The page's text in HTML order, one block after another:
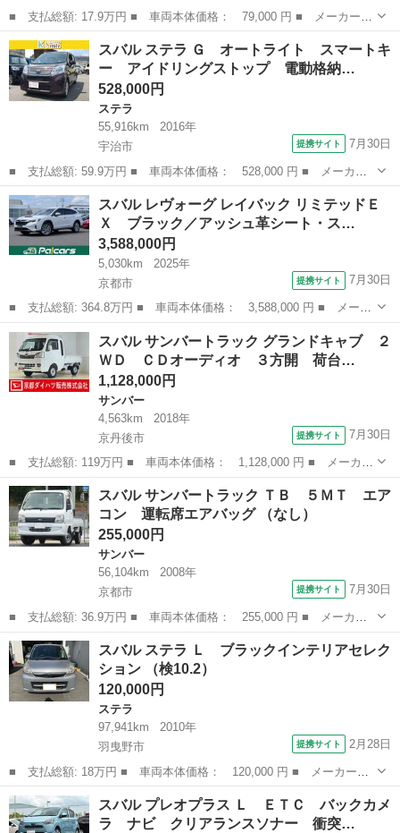
■ 支払総額: 17.9万円 ■ 車両本体価格： 79,000 円 ■ メーカー
名： スバル ■ 車種名： ステラ ■ グレード名： カスタムＲ
スマートアシストα ユーザー買取車 車検令和９年７月 ナビ 純正
１５インチア...
大阪 堺市
スバル ステラ Ｇ オートライト スマートキ
ー アイドリングストップ 電動格納…
528,000円
ステラ
55,916km
2016年
宇治市
提携サイト 7月30日
■ 支払総額: 59.9万円 ■ 車両本体価格： 528,000 円 ■ メーカー
名： スバル ■ 車種名： ステラ ■ グレード名： Ｇ オートラ
イト スマートキー アイドリングストップ 電動格納ミラー ベン
チシート Ｃ...
京都 宇治市
スバル レヴォーグ レイバック リミテッドＥ
Ｘ ブラック／アッシュ革シート・ス…
3,588,000円
5,030km
2025年
京都市
提携サイト 7月30日
■ 支払総額: 364.8万円 ■ 車両本体価格： 3,588,000 円 ■ メーカ
ー名： スバル ■ 車種名： レヴォーグ レイバック ■ グレード
名： リミテッドＥＸ ブラック／アッシュ革シート・スマートリア
ビューミ...
京都 京都市 スバル
スバル サンバートラック グランドキャブ ２
ＷＤ ＣＤオーディオ ３方開 荷台…
1,128,000円
サンバー
4,563km
2018年
京丹後市
提携サイト 7月30日
■ 支払総額: 119万円 ■ 車両本体価格： 1,128,000 円 ■ メーカー
名： スバル ■ 車種名： サンバートラック ■ グレード名： グ
ランドキャブ ２ＷＤ ＣＤオーディオ ３方開 荷台作業灯 ＡＴ
車 ＣＤオ...
京都 京丹後市 サンバー
スバル サンバートラック ＴＢ ５ＭＴ エア
コン 運転席エアバッグ （なし）
255,000円
サンバー
56,104km
2008年
京都市
提携サイト 7月30日
■ 支払総額: 36.9万円 ■ 車両本体価格： 255,000 円 ■ メーカー
名： スバル ■ 車種名： サンバートラック ■ グレード名： Ｔ
Ｂ ５ＭＴ エアコン 運転席エアバッグ ■ 排気量： 660cc ■ ド
ア...
京都 京都市
スバル ステラ Ｌ ブラックインテリアセレク
ション （検10.2）
120,000円
ステラ
97,941km
2010年
羽曳野市
提携サイト 2月28日
■ 支払総額: 18万円 ■ 車両本体価格： 120,000 円 ■ メーカー
名： スバル ■ 車種名： ステラ ■ グレード名： Ｌ ブラック
インテリアセレクション ■ 排気量： 660cc ■ ドア枚数： 5D ■
ミ...
大阪 羽曳野市 ステラ
スバル プレオプラス Ｌ ＥＴＣ バックカメ
ラ ナビ クリアランスソナー 衝突…